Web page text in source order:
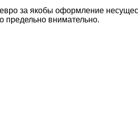
за якобы оформление
предельно внимательно.